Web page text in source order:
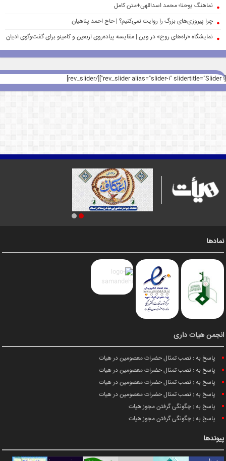
نماهنگ یوحنا؛ محمد اسداللهی+متن کامل
چرا پیروزی‌های بزرگ را روایت نمی‌کنیم؟ | حاج احمد پناهیان
نمایشگاه «راه‌های روح» در وین | مقایسه پیاده‌روی اربعین و کامینو برای گفت‌وگوی ادیان
[rev_slider alias="slider-1" slidertitle="Slider 1"][/rev_slider]
نمادها
انجمن هیات داری
پاسخ به : نصب تمثال حضرات معصومین در هیات
پاسخ به : نصب تمثال حضرات معصومین در هیات
پاسخ به : نصب تمثال حضرات معصومین در هیات
پاسخ به : نصب تمثال حضرات معصومین در هیات
پاسخ به : چگونگی گرفتن مجوز هیات
پاسخ به : چگونگی گرفتن مجوز هیات
پیوندها